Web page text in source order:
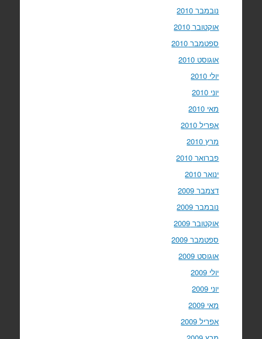
נובמבר 2010
אוקטובר 2010
ספטמבר 2010
אוגוסט 2010
יולי 2010
יוני 2010
מאי 2010
אפריל 2010
מרץ 2010
פברואר 2010
ינואר 2010
דצמבר 2009
נובמבר 2009
אוקטובר 2009
ספטמבר 2009
אוגוסט 2009
יולי 2009
יוני 2009
מאי 2009
אפריל 2009